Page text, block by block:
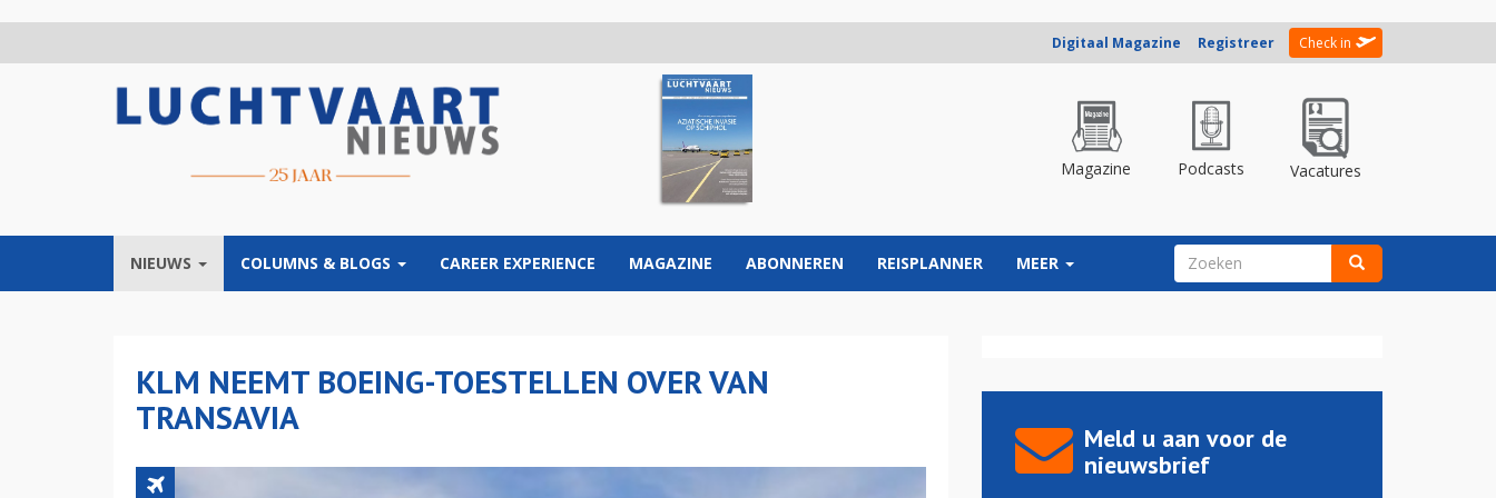
Digitaal Magazine Registreer Check in
Magazine Podcasts Vacatures
NIEUWS COLUMNS & BLOGS CAREER EXPERIENCE MAGAZINE ABONNEREN REISPLANNER MEER ZOEKVELD
KLM NEEMT BOEING-TOESTELLEN OVER VAN
TRANSAVIA
Meld u aan voor de
nieuwsbrief